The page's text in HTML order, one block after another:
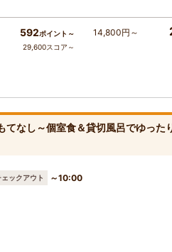
592ポイント～
29,600スコア～
14,800円～
なし～個室食＆貸切風呂でゆった
ェックアウト
～10:00